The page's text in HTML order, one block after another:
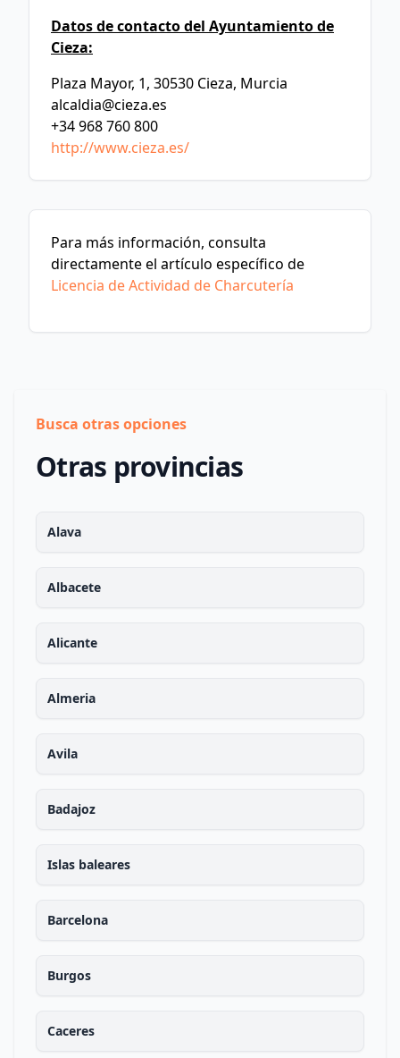
Datos de contacto del Ayuntamiento de
Cieza:
Plaza Mayor, 1, 30530 Cieza, Murcia
alcaldia@cieza.es
+34 968 760 800
http://www.cieza.es/
Para más información, consulta
directamente el artículo específico de
Licencia de Actividad de Charcutería
Busca otras opciones
Otras provincias
Alava
Albacete
Alicante
Almeria
Avila
Badajoz
Islas baleares
Barcelona
Burgos
Caceres